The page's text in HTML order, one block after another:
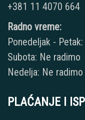
+381 11 4070 664
Radno vreme:
Ponedeljak -
Subota: Ne radimo
Nedelja: Ne radimo
PLAĆANJE I